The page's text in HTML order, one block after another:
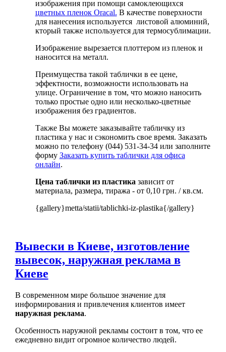
изображения при помощи самоклеющихся
цветных пленок Oracal. В качестве поверхности
для нанесения используется листовой алюминий,
кторый также используется для термосублимации.
Изображение вырезается плоттером из пленок и
наносится на металл.
Преимущества такой таблички в ее цене,
эффектности, возможности использовать на
улице. Ограничение в том, что можно наносить
только простые одно или несколько-цветные
изображения без градиентов.
Также Вы можете заказывайте табличку из
пластика у нас и сэкономить свое время. Заказать
можно по телефону (044) 531-34-34 или заполните
форму Заказать купить таблички для офиса
онлайн.
Цена таблички из пластика зависит от
материала, размера, тиража - от 0,10 грн. / кв.см.
{gallery}metta/statii/tablichki-iz-plastika{/gallery}
Вывески в Киеве, изготовление
вывесок, наружная реклама в
Киеве
В современном мире большое значение для
информирования и привлечения клиентов имеет
наружная реклама.
Особенность наружной рекламы состоит в том, что ее
ежедневно видит огромное количество людей.